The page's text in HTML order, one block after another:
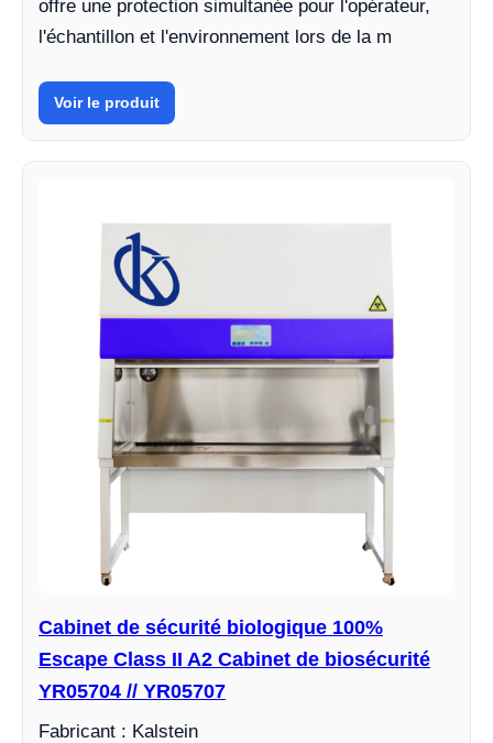
offre une protection simultanée pour l'opérateur,
l'échantillon et l'environnement lors de la m
Voir le produit
Cabinet de sécurité biologique 100%
Escape Class II A2 Cabinet de biosécurité
YR05704 // YR05707
Fabricant : Kalstein